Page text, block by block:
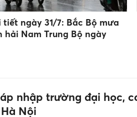
ngày 31/7: Bắc Bộ mưa
hải Nam Trung Bộ ngày
nhập trường đại học,
Nội